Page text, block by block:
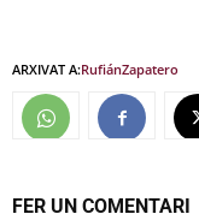
ARXIVAT A:RufiánZapatero
FER UN COMENTARI